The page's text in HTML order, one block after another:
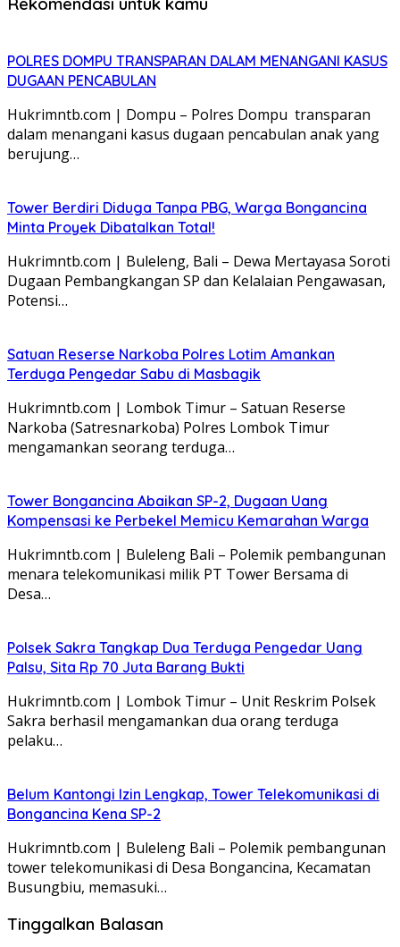
POLRES DOMPU TRANSPARAN DALAM MENANGANI KASUS
DUGAAN PENCABULAN
Hukrimntb.com | Dompu – Polres Dompu transparan
dalam menangani kasus dugaan pencabulan anak yang
berujung…
Tower Berdiri Diduga Tanpa PBG, Warga Bongancina
Minta Proyek Dibatalkan Total!
Hukrimntb.com | Buleleng, Bali – Dewa Mertayasa Soroti
Dugaan Pembangkangan SP dan Kelalaian Pengawasan,
Potensi…
Satuan Reserse Narkoba Polres Lotim Amankan
Terduga Pengedar Sabu di Masbagik
Hukrimntb.com | Lombok Timur – Satuan Reserse
Narkoba (Satresnarkoba) Polres Lombok Timur
mengamankan seorang terduga…
Tower Bongancina Abaikan SP-2, Dugaan Uang
Kompensasi ke Perbekel Memicu Kemarahan Warga
Hukrimntb.com | Buleleng Bali – Polemik pembangunan
menara telekomunikasi milik PT Tower Bersama di
Desa…
Polsek Sakra Tangkap Dua Terduga Pengedar Uang
Palsu, Sita Rp 70 Juta Barang Bukti
Hukrimntb.com | Lombok Timur – Unit Reskrim Polsek
Sakra berhasil mengamankan dua orang terduga
pelaku…
Belum Kantongi Izin Lengkap, Tower Telekomunikasi di
Bongancina Kena SP-2
Hukrimntb.com | Buleleng Bali – Polemik pembangunan
tower telekomunikasi di Desa Bongancina, Kecamatan
Busungbiu, memasuki…
Tinggalkan Balasan